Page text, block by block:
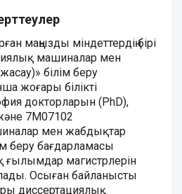
маңызды міндеттердің бірі
машиналар мен
білім беру
жоғары білікті
докторларын (PhD),
7M07102
мен жабдықтар
беру бағдарламасы
магистрлерін
Осыған байланысты
диссертациялық